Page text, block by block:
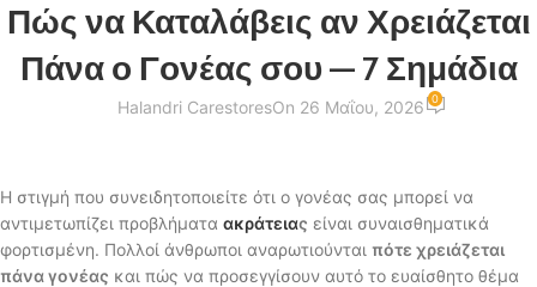
Πώς να Καταλάβεις αν Χρειάζεται
Πάνα ο Γονέας σου — 7 Σημάδια
Halandri CarestoresOn 26 Μαΐου, 2026 0
Η στιγμή που συνειδητοποιείτε ότι ο γονέας σας μπορεί να
αντιμετωπίζει προβλήματα ακράτειας είναι συναισθηματικά
φορτισμένη. Πολλοί άνθρωποι αναρωτιούνται πότε χρειάζεται
πάνα γονέας και πώς να προσεγγίσουν αυτό το ευαίσθητο θέμα